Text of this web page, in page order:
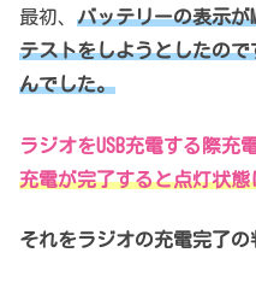
最初、 バッテリーの表示が
テストをしようとしたの
んでした。
ラジオをUSB充電する際充
充電が完了すると点灯状態
それをラジオの充電完了の